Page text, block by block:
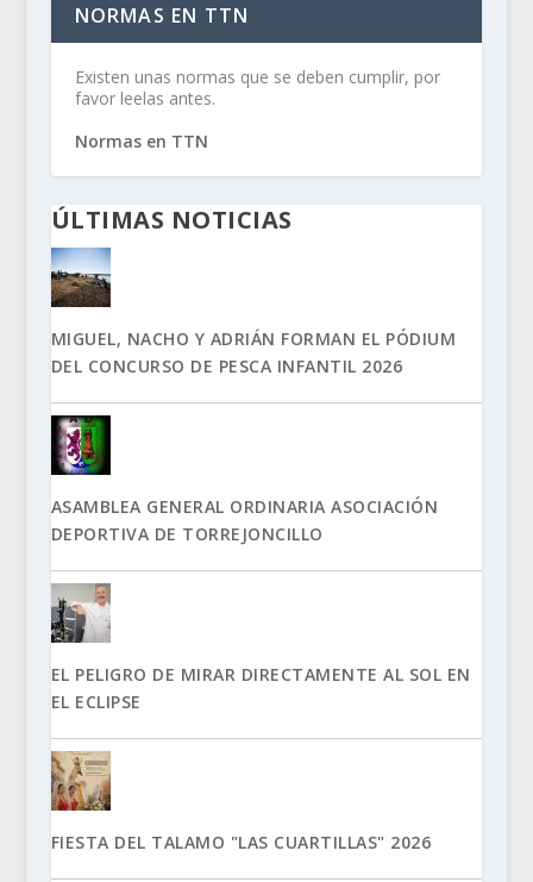
NORMAS EN TTN
Existen unas normas que se deben cumplir, por
favor leelas antes.
Normas en TTN
ÚLTIMAS NOTICIAS
MIGUEL, NACHO Y ADRIÁN FORMAN EL PÓDIUM
DEL CONCURSO DE PESCA INFANTIL 2026
ASAMBLEA GENERAL ORDINARIA ASOCIACIÓN
DEPORTIVA DE TORREJONCILLO
EL PELIGRO DE MIRAR DIRECTAMENTE AL SOL EN
EL ECLIPSE
FIESTA DEL TALAMO "LAS CUARTILLAS" 2026